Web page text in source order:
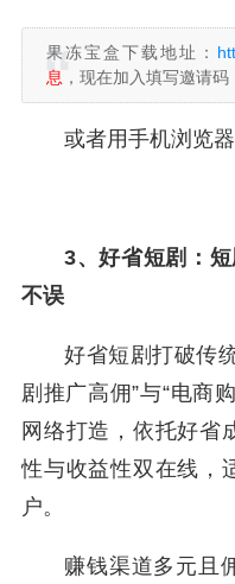
果冻宝盒下载地址：
息 ，现在加入填写邀请码
或者用手机浏览
3、好省短剧：
不误
好省短剧打破传
剧推广高佣”与“电商
网络打造，依托好省
性与收益性双在线，
户。
赚钱渠道多元且